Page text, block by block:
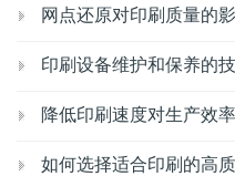
网点还原对印刷质量的
印刷设备维护和保养的
如何选择适合印刷的高